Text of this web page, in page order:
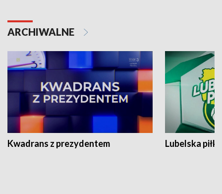
ARCHIWALNE
Kwadrans z prezydentem Lubelska piłka